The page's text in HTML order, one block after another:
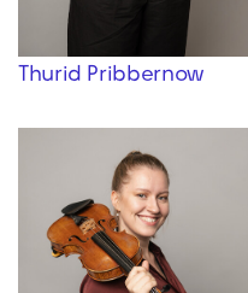
Thurid Pribbernow